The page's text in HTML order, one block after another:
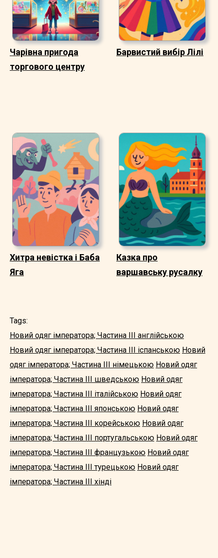
Чарівна пригода
торгового центру
Барвистий вибір Лілі
Хитра невістка і Баба
Яга
Казка про
варшавську русалку
Tags:
Новий одяг імператора; Частина III англійською
Новий одяг імператора; Частина III іспанською Новий
одяг імператора; Частина III німецькою Новий одяг
імператора; Частина III шведською Новий одяг
імператора; Частина III італійською Новий одяг
імператора; Частина III японською Новий одяг
імператора; Частина III корейською Новий одяг
імператора; Частина III португальською Новий одяг
імператора; Частина III французькою Новий одяг
імператора; Частина III турецькою Новий одяг
імператора; Частина III хінді